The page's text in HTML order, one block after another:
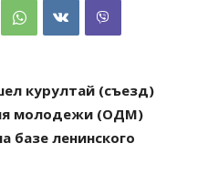
курултай (съезд)
молодежи (ОДМ)
базе ленинского